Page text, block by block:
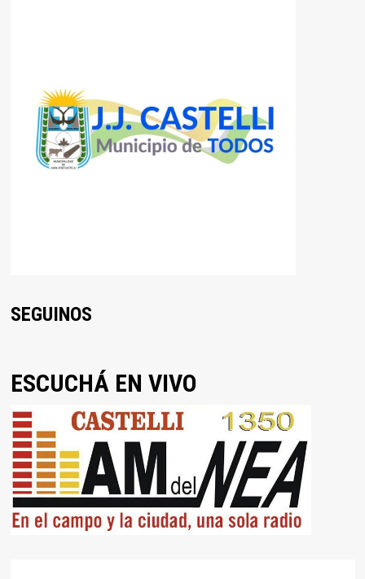
SEGUINOS
ESCUCHÁ EN VIVO